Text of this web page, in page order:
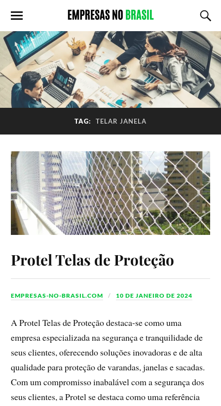
TAG: TELAR JANELA
Protel Telas de Proteção
EMPRESAS-NO-BRASIL.COM 10 DE JANEIRO DE 2024
A Protel Telas de Proteção destaca-se como uma
empresa especializada na segurança e tranquilidade de
seus clientes, oferecendo soluções inovadoras e de alta
qualidade para proteção de varandas, janelas e sacadas.
Com um compromisso inabalável com a segurança dos
seus clientes, a Protel se destaca como uma referência